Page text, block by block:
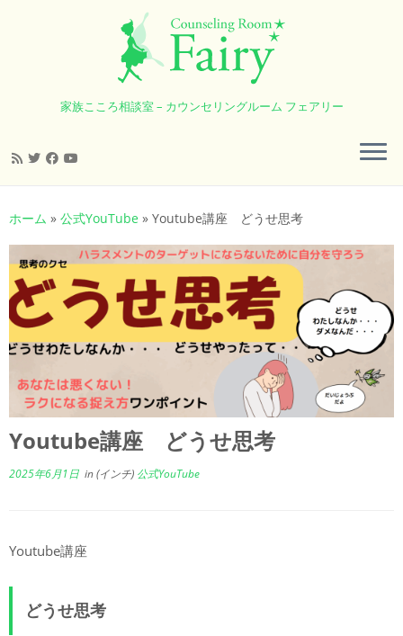
ン
へ
ス
ッ
家族こころ相談室 – カウンセリングルーム フェアリー
ホーム » 公式YouTube » Youtube講座 どうせ思考
Youtube講座 どうせ思考
2025年6月1日 in (インチ) 公式YouTube
Youtube講座
どうせ思考